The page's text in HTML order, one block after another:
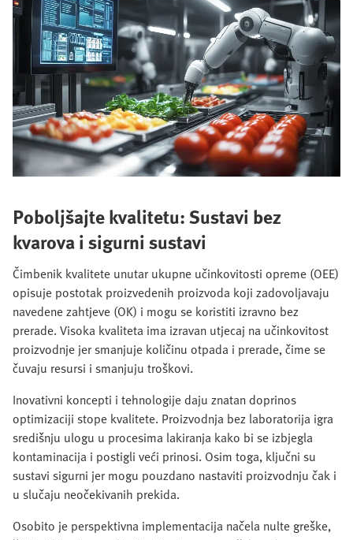
Poboljšajte kvalitetu: Sustavi bez
kvarova i sigurni sustavi
Čimbenik kvalitete unutar ukupne učinkovitosti opreme (OEE)
opisuje postotak proizvedenih proizvoda koji zadovoljavaju
navedene zahtjeve (OK) i mogu se koristiti izravno bez
prerade. Visoka kvaliteta ima izravan utjecaj na učinkovitost
proizvodnje jer smanjuje količinu otpada i prerade, čime se
čuvaju resursi i smanjuju troškovi.
Inovativni koncepti i tehnologije daju znatan doprinos
optimizaciji stope kvalitete. Proizvodnja bez laboratorija igra
središnju ulogu u procesima lakiranja kako bi se izbjegla
kontaminacija i postigli veći prinosi. Osim toga, ključni su
sustavi sigurni jer mogu pouzdano nastaviti proizvodnju čak i
u slučaju neočekivanih prekida.
Osobito je perspektivna implementacija načela nulte greške,